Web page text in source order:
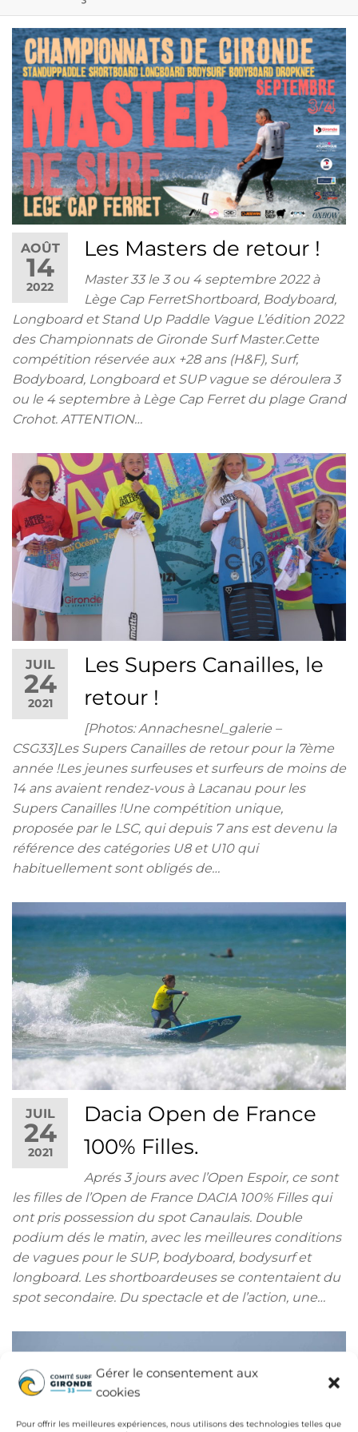
Gérer le consentement aux
cookies
Pour offrir les meilleures expériences, nous utilisons des technologies telles que
AOÛT
14
2022
Les Masters de retour !
Master 33 le 3 ou 4 septembre 2022 à
Lège Cap FerretShortboard, Bodyboard,
Longboard et Stand Up Paddle Vague L’édition 2022
des Championnats de Gironde Surf Master.Cette
compétition réservée aux +28 ans (H&F), Surf,
Bodyboard, Longboard et SUP vague se déroulera 3
ou le 4 septembre à Lège Cap Ferret du plage Grand
Crohot. ATTENTION…
JUIL
24
2021
Les Supers Canailles, le
retour !
[Photos: Annachesnel_galerie –
CSG33]Les Supers Canailles de retour pour la 7ème
année !Les jeunes surfeuses et surfeurs de moins de
14 ans avaient rendez-vous à Lacanau pour les
Supers Canailles !Une compétition unique,
proposée par le LSC, qui depuis 7 ans est devenu la
référence des catégories U8 et U10 qui
habituellement sont obligés de…
JUIL
24
2021
Dacia Open de France
100% Filles.
Aprés 3 jours avec l’Open Espoir, ce sont
les filles de l’Open de France DACIA 100% Filles qui
ont pris possession du spot Canaulais. Double
podium dés le matin, avec les meilleures conditions
de vagues pour le SUP, bodyboard, bodysurf et
longboard. Les shortboardeuses se contentaient du
spot secondaire. Du spectacle et de l’action, une…